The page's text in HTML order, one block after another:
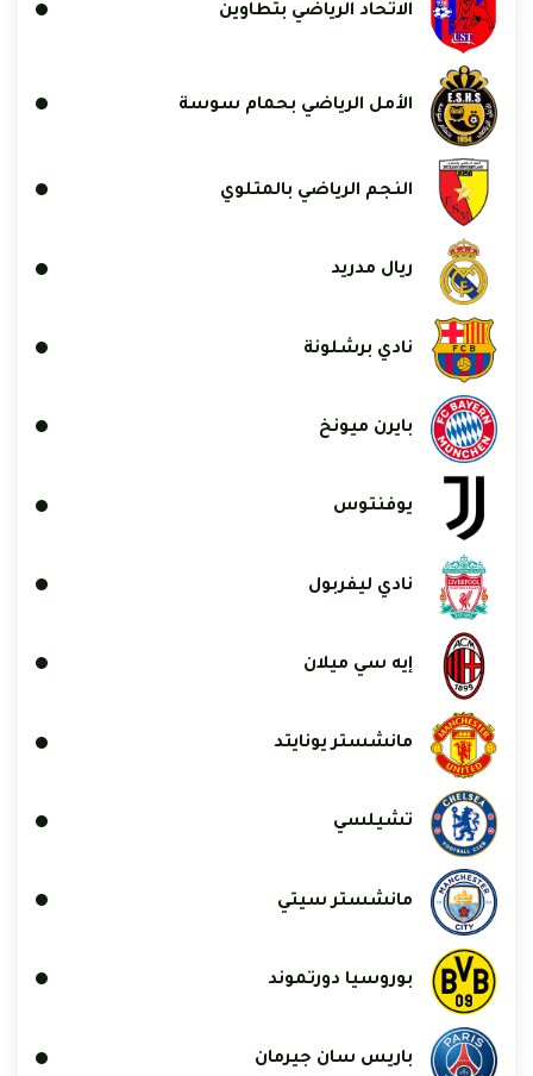
الاتحاد الرياضي بتطاوين
الأمل الرياضي بحمام سوسة
النجم الرياضي بالمتلوي
ريال مدريد
نادي برشلونة
بايرن ميونخ
يوفنتوس
نادي ليفربول
إيه سي ميلان
مانشستر يونايتد
تشيلسي
مانشستر سيتي
بوروسيا دورتموند
باريس سان جيرمان